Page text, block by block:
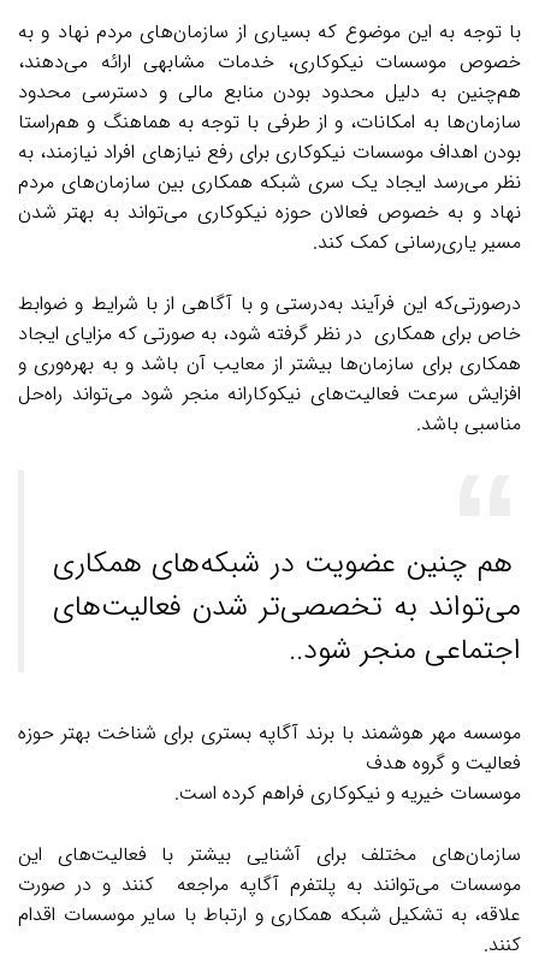
با توجه به این موضوع که بسیاری از سازمان‌های مردم نهاد و به
خصوص موسسات نیکوکاری، خدمات مشابهی ارائه می‌دهند،
هم‌چنین به دلیل محدود بودن منابع مالی و دسترسی محدود
سازمان‌ها به امکانات، و از طرفی با توجه به هماهنگ و هم‌راستا
بودن اهداف موسسات نیکوکاری برای رفع نیازهای افراد نیازمند، به
نظر می‌رسد ایجاد یک سری شبکه همکاری بین سازمان‌های مردم
نهاد و به خصوص فعالان حوزه نیکوکاری می‌تواند به بهتر شدن
مسیر یاری‌رسانی کمک کند.
درصورتی‌که این فرآیند به‌درستی و با آگاهی از با شرایط و ضوابط
خاص برای همکاری در نظر گرفته شود، به صورتی که مزایای ایجاد
همکاری برای سازمان‌ها بیشتر از معایب آن باشد و به بهره‌وری و
افزایش سرعت فعالیت‌های نیکوکارانه منجر شود می‌تواند راه‌حل
مناسبی باشد.
هم چنین عضویت در شبکه‌های همکاری
می‌تواند به تخصصی‌تر شدن فعالیت‌های
اجتماعی منجر شود..
موسسه مهر هوشمند با برند آگاپه بستری برای شناخت بهتر حوزه
فعالیت و گروه هدف
موسسات خیریه و نیکوکاری فراهم کرده است.
سازمان‌های مختلف برای آشنایی بیشتر با فعالیت‌های این
موسسات می‌توانند به پلتفرم آگاپه مراجعه کنند و در صورت
علاقه، به تشکیل شبکه همکاری و ارتباط با سایر موسسات اقدام
کنند.